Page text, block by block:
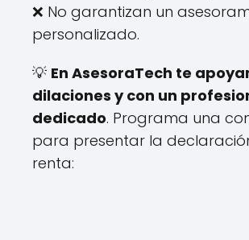
❌ No garantizan un
personalizado.
💡 En AsesoraTech te
dilaciones y con un
dedicado. Programa una
para presentar la
renta: